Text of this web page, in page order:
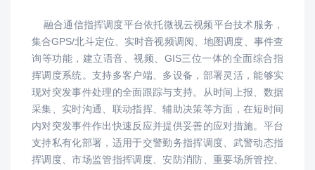
融合通信指挥调度平台依托微视云视频平台技术服务，
集合GPS/北斗定位、实时音视频调阅、地图调度、事件查
询等功能，建立语音、视频、GIS三位一体的全面综合指
挥调度系统。支持多客户端、多设备，部署灵活，能够实
现对突发事件处理的全面跟踪与支持。从时间上报、数据
采集、实时沟通、联动指挥、辅助决策等方面，在短时间
内对突发事件作出快速反应并提供妥善的应对措施。平台
支持私有化部署，适用于交警勤务指挥调度、武警动态指
挥调度、市场监管指挥调度、安防消防、重要场所管控、